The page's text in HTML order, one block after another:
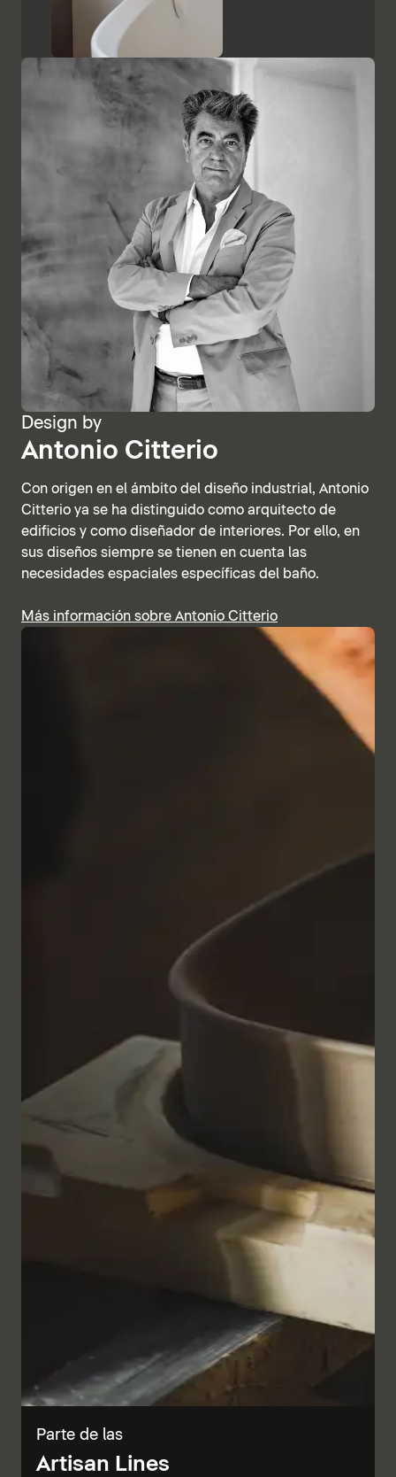
Design by
Antonio Citterio
Con origen en el ámbito del diseño industrial, Antonio
Citterio ya se ha distinguido como arquitecto de
edificios y como diseñador de interiores. Por ello, en
sus diseños siempre se tienen en cuenta las
necesidades espaciales específicas del baño.
Más información sobre Antonio Citterio
Parte de las
Artisan Lines